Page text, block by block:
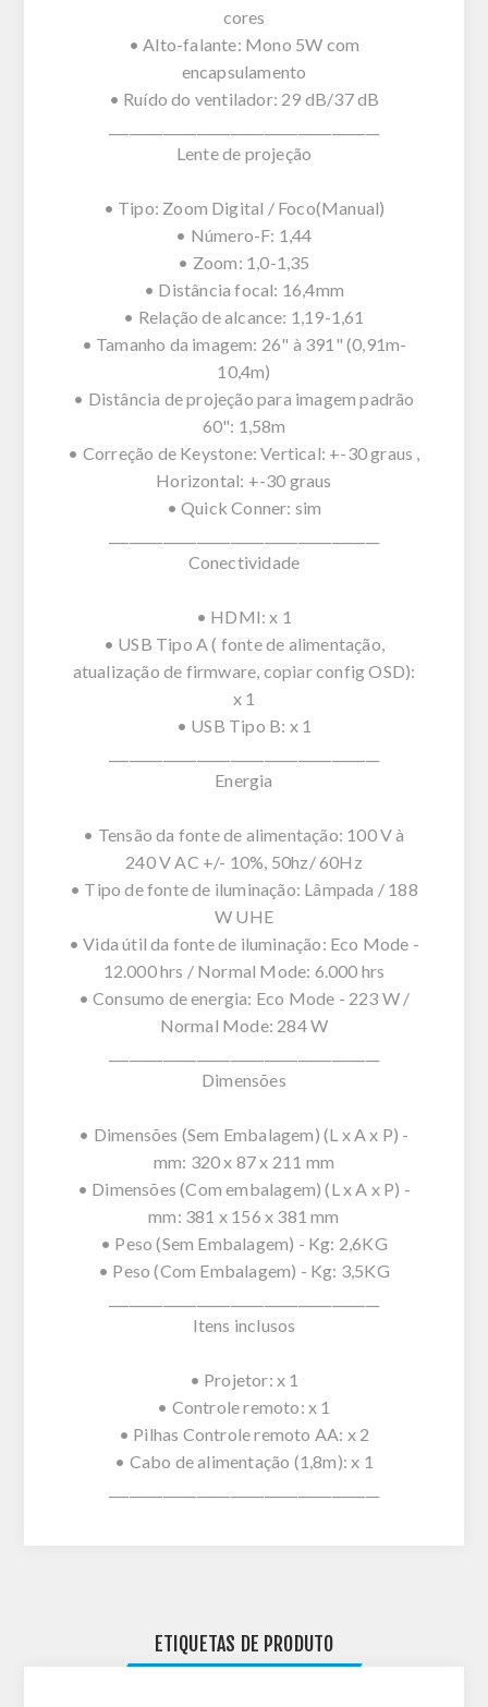
cores
• Alto-falante: Mono 5W com
encapsulamento
• Ruído do ventilador: 29 dB/37 dB
Lente de projeção
• Tipo: Zoom Digital / Foco(Manual)
• Número-F: 1,44
• Zoom: 1,0-1,35
• Distância focal: 16,4mm
• Relação de alcance: 1,19-1,61
• Tamanho da imagem: 26" à 391" (0,91m-
10,4m)
• Distância de projeção para imagem padrão
60": 1,58m
• Correção de Keystone: Vertical: +-30 graus ,
Horizontal: +-30 graus
• Quick Conner: sim
Conectividade
• HDMI: x 1
• USB Tipo A ( fonte de alimentação,
atualização de firmware, copiar config OSD):
x 1
• USB Tipo B: x 1
Energia
• Tensão da fonte de alimentação: 100 V à
240 V AC +/- 10%, 50hz/ 60Hz
• Tipo de fonte de iluminação: Lâmpada / 188
W UHE
• Vida útil da fonte de iluminação: Eco Mode -
12.000 hrs / Normal Mode: 6.000 hrs
• Consumo de energia: Eco Mode - 223 W /
Normal Mode: 284 W
Dimensões
• Dimensões (Sem Embalagem) (L x A x P) -
mm: 320 x 87 x 211 mm
• Dimensões (Com embalagem) (L x A x P) -
mm: 381 x 156 x 381 mm
• Peso (Sem Embalagem) - Kg: 2,6KG
• Peso (Com Embalagem) - Kg: 3,5KG
Itens inclusos
• Projetor: x 1
• Controle remoto: x 1
• Pilhas Controle remoto AA: x 2
• Cabo de alimentação (1,8m): x 1
ETIQUETAS DE PRODUTO